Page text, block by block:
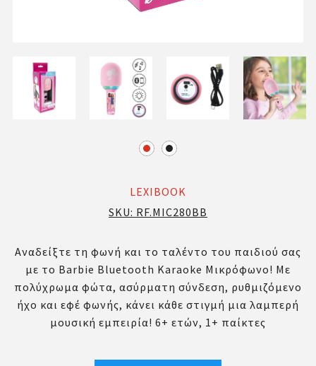
LEXIBOOK
SKU: RF.MIC280BB
Αναδείξτε τη φωνή και το ταλέντο του παιδιού σας
με το Barbie Bluetooth Karaoke Μικρόφωνο! Με
πολύχρωμα φώτα, ασύρματη σύνδεση, ρυθμιζόμενο
ήχο και εφέ φωνής, κάνει κάθε στιγμή μια λαμπερή
μουσική εμπειρία! 6+ ετών, 1+ παίκτες